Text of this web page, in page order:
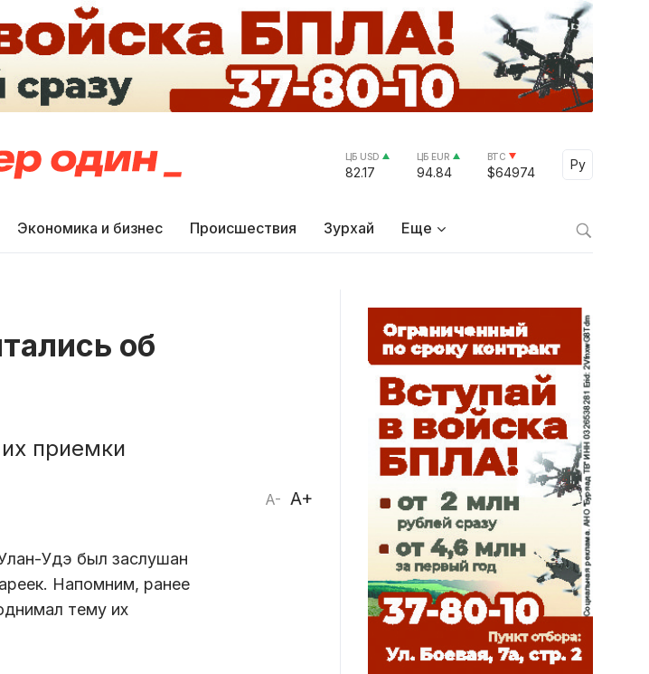
ЦБ USD
82.17
ЦБ EUR
94.84
BTC
$64974
Ру
Select
Экономика и бизнес Происшествия Зурхай Еще
об
приемки
A- A+
Удэ был заслушан
Напомним, ранее
тему их